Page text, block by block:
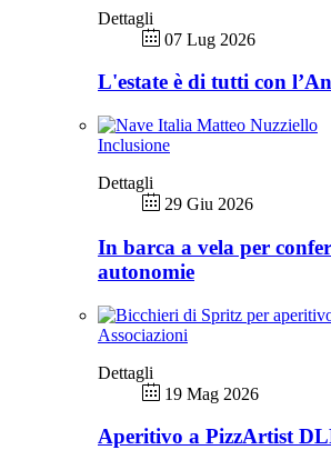
Dettagli
07 Lug 2026
L'estate è di tutti con
Inclusione
Dettagli
29 Giu 2026
In barca a vela per
autonomie
Associazioni
Dettagli
19 Mag 2026
Aperitivo a PizzArtist